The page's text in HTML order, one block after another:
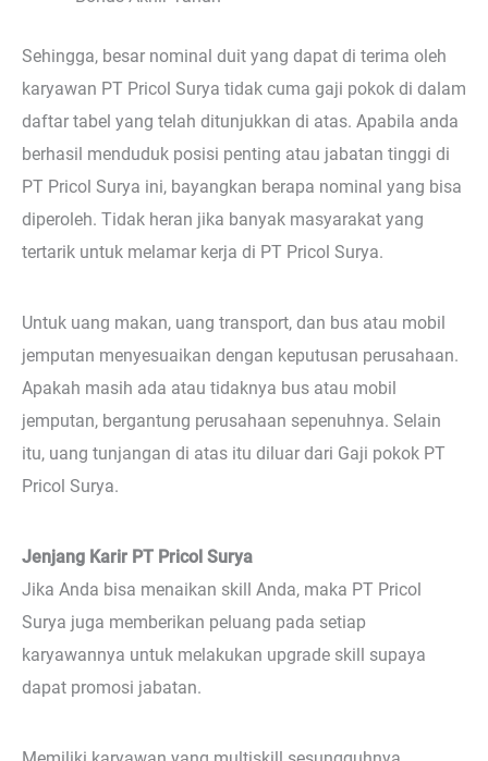
Sehingga, besar nominal duit yang dapat di terima oleh
karyawan PT Pricol Surya tidak cuma gaji pokok di dalam
daftar tabel yang telah ditunjukkan di atas. Apabila anda
berhasil menduduk posisi penting atau jabatan tinggi di
PT Pricol Surya ini, bayangkan berapa nominal yang bisa
diperoleh. Tidak heran jika banyak masyarakat yang
tertarik untuk melamar kerja di PT Pricol Surya.
Untuk uang makan, uang transport, dan bus atau mobil
jemputan menyesuaikan dengan keputusan perusahaan.
Apakah masih ada atau tidaknya bus atau mobil
jemputan, bergantung perusahaan sepenuhnya. Selain
itu, uang tunjangan di atas itu diluar dari Gaji pokok PT
Pricol Surya.
Jenjang Karir PT Pricol Surya
Jika Anda bisa menaikan skill Anda, maka PT Pricol
Surya juga memberikan peluang pada setiap
karyawannya untuk melakukan upgrade skill supaya
dapat promosi jabatan.